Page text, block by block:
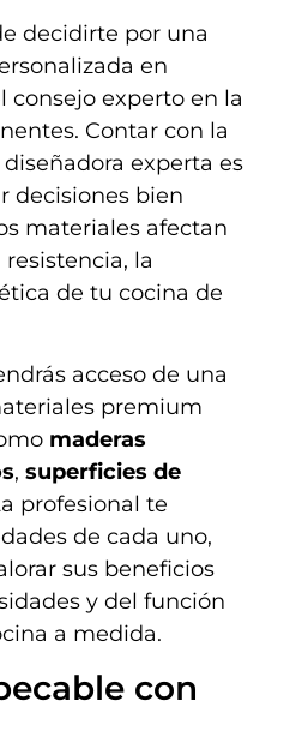
decidirte por una
en
consejo experto en la
Contar con la
experta es
decisiones bien
materiales afectan
la
de tu cocina de
acceso de una
premium
maderas
, superficies de
profesional te
de cada uno,
sus beneficios
y del función
a medida.
con